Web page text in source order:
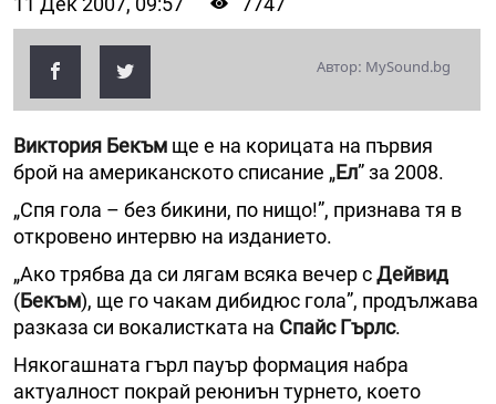
Автор: MySound.bg
Виктория Бекъм ще е на корицата на първия
брой на американското списание „Ел” за 2008.
„Спя гола – без бикини, по нищо!”, признава тя в
откровено интервю на изданието.
„Ако трябва да си лягам всяка вечер сДейвид
(Бекъм), ще го чакам дибидюс гола”, продължава
разказа си вокалистката на Спайс Гърлс.
Някогашната гърл пауър формация набра
актуалност покрай реюниън турнето, което